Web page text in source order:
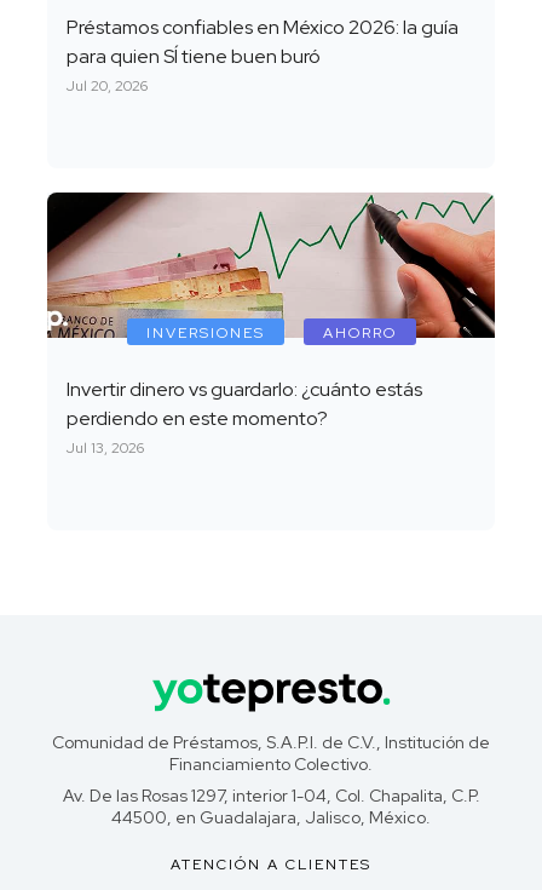
Préstamos confiables en México 2026: la guía
para quien SÍ tiene buen buró
Jul 20, 2026
INVERSIONES AHORRO
Invertir dinero vs guardarlo: ¿cuánto estás
perdiendo en este momento?
Jul 13, 2026
Comunidad de Préstamos, S.A.P.I. de C.V., Institución de
Financiamiento Colectivo.
Av. De las Rosas 1297, interior 1-04, Col. Chapalita, C.P.
44500, en Guadalajara, Jalisco, México.
ATENCIÓN A CLIENTES